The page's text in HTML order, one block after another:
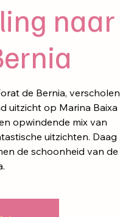
naar
de Bernia, verscholen
uitzicht op Marina Baixa
opwindende mix van
uitzichten. Daag
de schoonheid van de